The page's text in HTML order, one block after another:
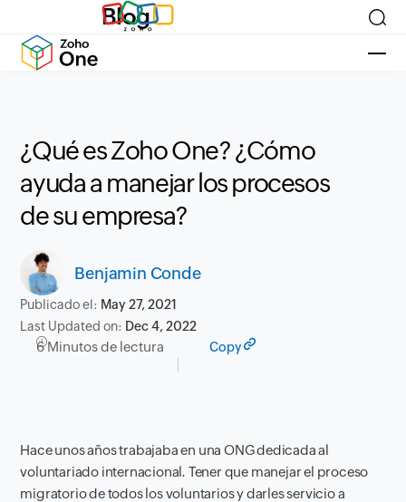
Blog
¿Qué es Zoho One? ¿Cómo
ayuda a manejar los procesos
de su empresa?
Benjamin Conde
Publicado el: May 27, 2021
Last Updated on: Dec 4, 2022
6 Minutos de lectura Copy
Hace unos años trabajaba en una ONG dedicada al
voluntariado internacional. Tener que manejar el proceso
migratorio de todos los voluntarios y darles servicio a